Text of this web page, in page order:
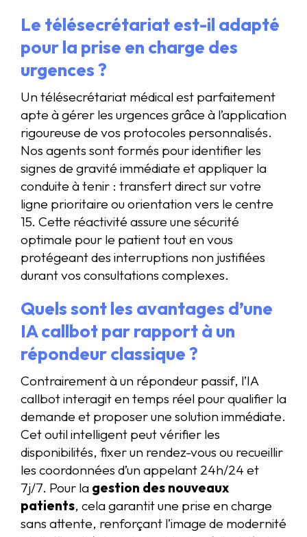
Le télésecrétariat est-il adapté
pour la prise en charge des
urgences ?
Un télésecrétariat médical est parfaitement
apte à gérer les urgences grâce à l’application
rigoureuse de vos protocoles personnalisés.
Nos agents sont formés pour identifier les
signes de gravité immédiate et appliquer la
conduite à tenir : transfert direct sur votre
ligne prioritaire ou orientation vers le centre
15. Cette réactivité assure une sécurité
optimale pour le patient tout en vous
protégeant des interruptions non justifiées
durant vos consultations complexes.
Quels sont les avantages d’une
IA callbot par rapport à un
répondeur classique ?
Contrairement à un répondeur passif, l’IA
callbot interagit en temps réel pour qualifier la
demande et proposer une solution immédiate.
Cet outil intelligent peut vérifier les
disponibilités, fixer un rendez-vous ou recueillir
les coordonnées d’un appelant 24h/24 et
7j/7. Pour la gestion des nouveaux
patients, cela garantit une prise en charge
sans attente, renforçant l’image de modernité